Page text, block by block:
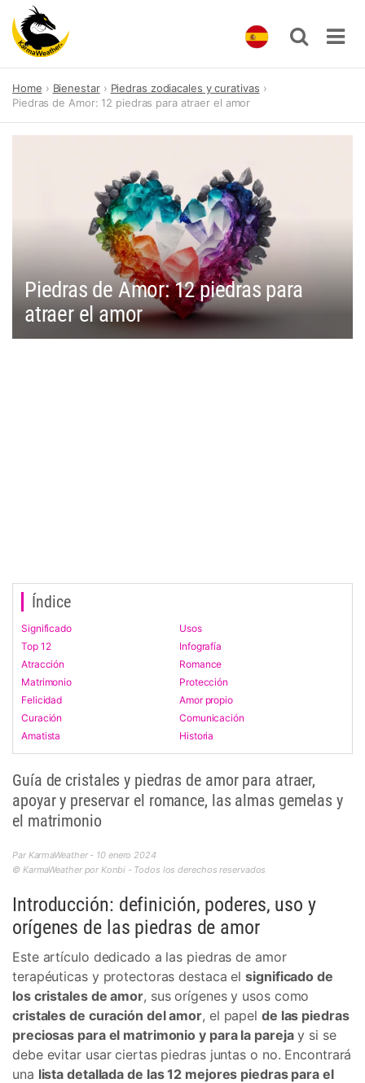
content
Home Bienestar
Piedras zodiacales y curativas
Piedras de Amor: 12 piedras para atraer el amor
Piedras de Amor: 12 piedras para
atraer el amor
Índice
Significado
Usos
Top 12
Infografía
Atracción
Romance
Matrimonio
Protección
Felicidad
Amor propio
Curación
Comunicación
Amatista
Historia
Guía de cristales y piedras de amor para atraer,
apoyar y preservar el romance, las almas gemelas y
el matrimonio
Par KarmaWeather - 10 enero 2024
© KarmaWeather por Konbi - Todos los derechos reservados
Introducción: definición, poderes, uso y
orígenes de las piedras de amor
Este artículo dedicado a las piedras de amor
terapéuticas y protectoras destaca elsignificado de
los cristales de amor, sus orígenes y usos como
cristales de curación del amor, el papel de las piedras
preciosas para el matrimonio y para la parejay si se
debe evitar usar ciertas piedras juntas o no. Encontrará
una lista detallada de las 12 mejores piedras para el